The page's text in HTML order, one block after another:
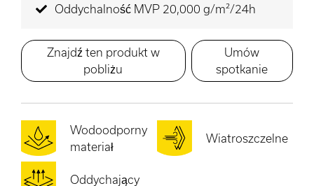
Oddychalność MVP 20,000 g/m²/24h
Znajdź ten produkt w
pobliżu
Umów
spotkanie
Wodoodporny
materiał
Wiatroszczelne
Oddychający